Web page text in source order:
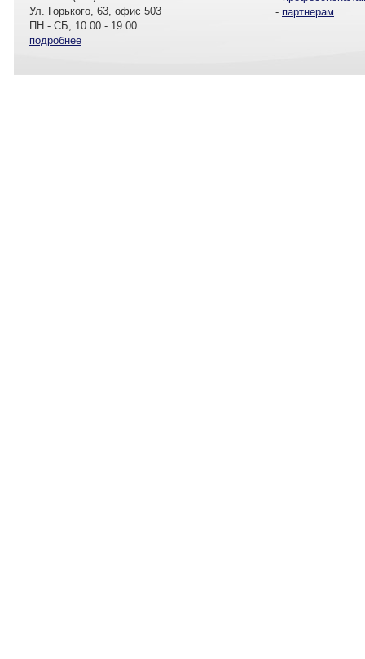
Ул. Горького, 63, офис 503
ПН - СБ, 10.00 - 19.00
подробнее
- партнерам